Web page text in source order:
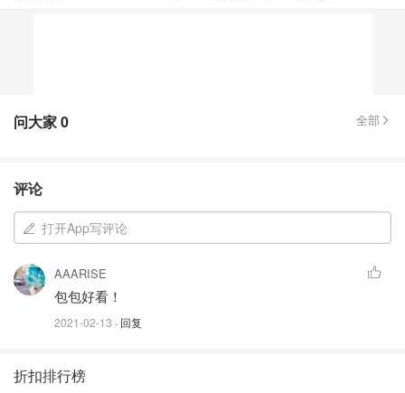
问大家0 全部
评论
打开App写评论
AAARISE
包包好看！
2021-02-13 · 回复
折扣排行榜